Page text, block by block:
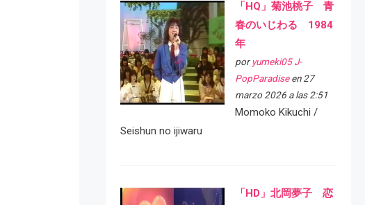
「HQ」菊池桃子 青
春のいじわる 1984
年
por yumeki05 J-
PopParadiseen 27
marzo 2026 a las 2:51
Momoko Kikuchi /
Seishun no ijiwaru
「HD」北岡夢子 恋